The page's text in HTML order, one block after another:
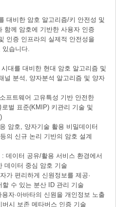
대비한 암호 알고리즘/키 안전성 및
함께 암호에 기반한 사용자 인증
인증 인프라의 실제적 안전성을
있습니다.
대를 대비한 현대 암호 알고리즘 및
널 분석, 양자분석 알고리즘 및 양자
프트웨어 고유특성 기반 안전한
벌 표준(KMIP) 키관리 기술 및
암호, 양자기술 활용 비밀데이터
의 신규 논리 기반의 암호 설계
데이터 공유/활용 서비스 환경에서
데이터 중심 암호 기술
가 편리하게 신원정보를 제공·
수 있는 분산 ID 관리 기술
자·아바타의 신원을 개인정보 노출
시 보존 메타버스 인증 기술